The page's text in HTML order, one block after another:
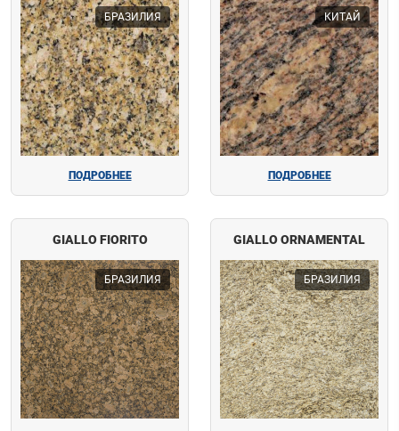
БРАЗИЛИЯ
ПОДРОБНЕЕ
КИТАЙ
ПОДРОБНЕЕ
GIALLO FIORITO
БРАЗИЛИЯ
GIALLO ORNAMENTAL
БРАЗИЛИЯ